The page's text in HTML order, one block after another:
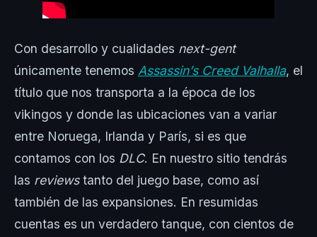
Con desarrollo y cualidades next-gent
únicamente tenemos Assassin’s Creed Valhalla, el
título que nos transporta a la época de los
vikingos y donde las ubicaciones van a variar
entre Noruega, Irlanda y París, si es que
contamos con los DLC. En nuestro sitio tendrás
las reviewstanto del juego base, como así
también de las expansiones. En resumidas
cuentas es un verdadero tanque, con cientos de